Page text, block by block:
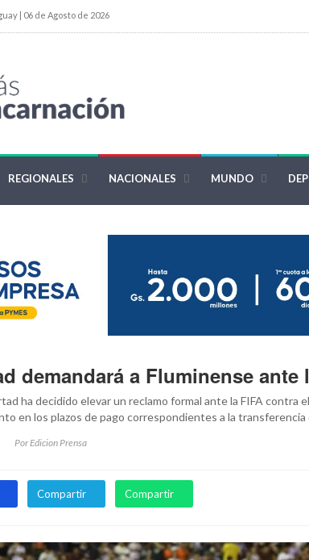
| 06 de Agosto de 2026
REGIONALES NACIONALES MUNDO
demandará a Fluminense ante
ha decidido elevar un reclamo formal ante la FIFA contra
en los plazos de pago correspondientes a la transferencia
Por Edicion Prensa
Compartir Compartir